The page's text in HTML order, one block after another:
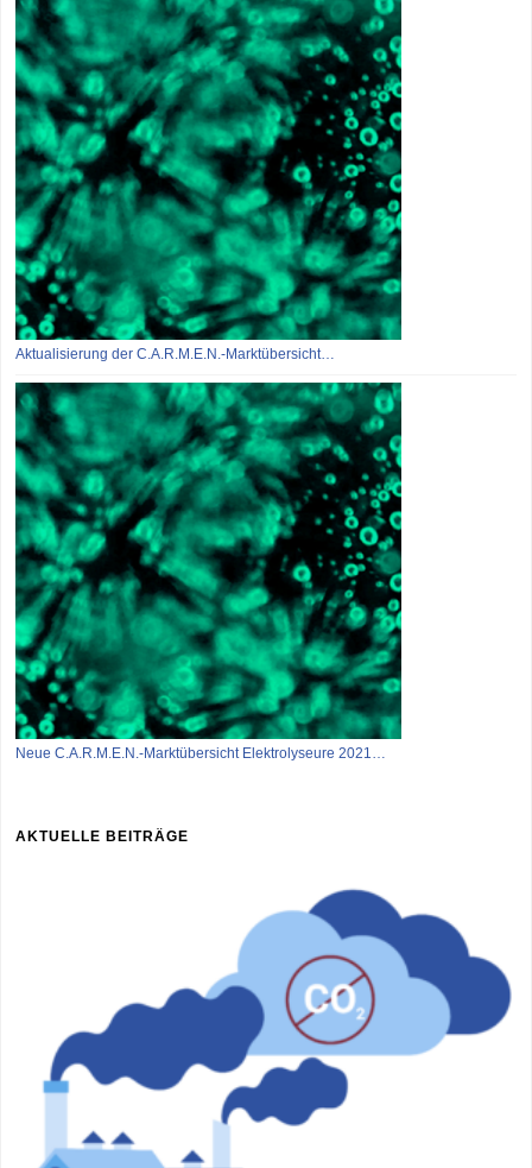
Aktualisierung der C.A.R.M.E.N.-Marktübersicht…
Neue C.A.R.M.E.N.-Marktübersicht Elektrolyseure 2021…
AKTUELLE BEITRÄGE